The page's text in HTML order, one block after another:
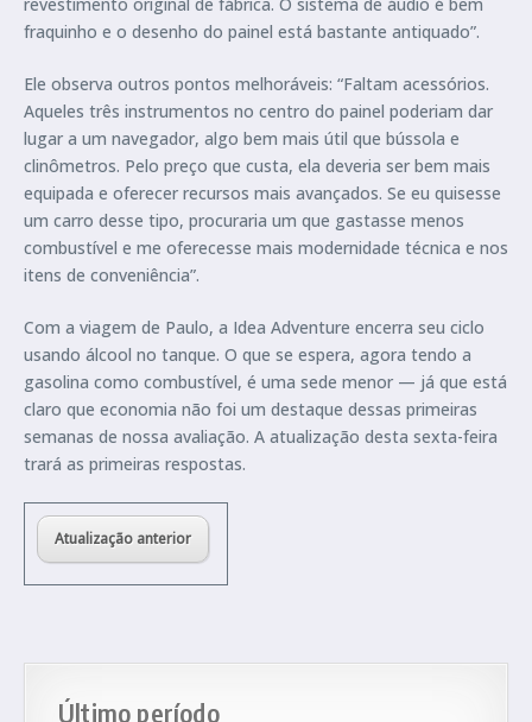
fraquinho e o desenho do painel está bastante antiquado”.
Ele observa outros pontos melhoráveis: “Faltam acessórios.
Aqueles três instrumentos no centro do painel poderiam dar
lugar a um navegador, algo bem mais útil que bússola e
clinômetros. Pelo preço que custa, ela deveria ser bem mais
equipada e oferecer recursos mais avançados. Se eu quisesse
um carro desse tipo, procuraria um que gastasse menos
combustível e me oferecesse mais modernidade técnica e nos
itens de conveniência”.
Com a viagem de Paulo, a Idea Adventure encerra seu ciclo
usando álcool no tanque. O que se espera, agora tendo a
gasolina como combustível, é uma sede menor — já que está
claro que economia não foi um destaque dessas primeiras
semanas de nossa avaliação. A atualização desta sexta-feira
trará as primeiras respostas.
Atualização anterior
Último período